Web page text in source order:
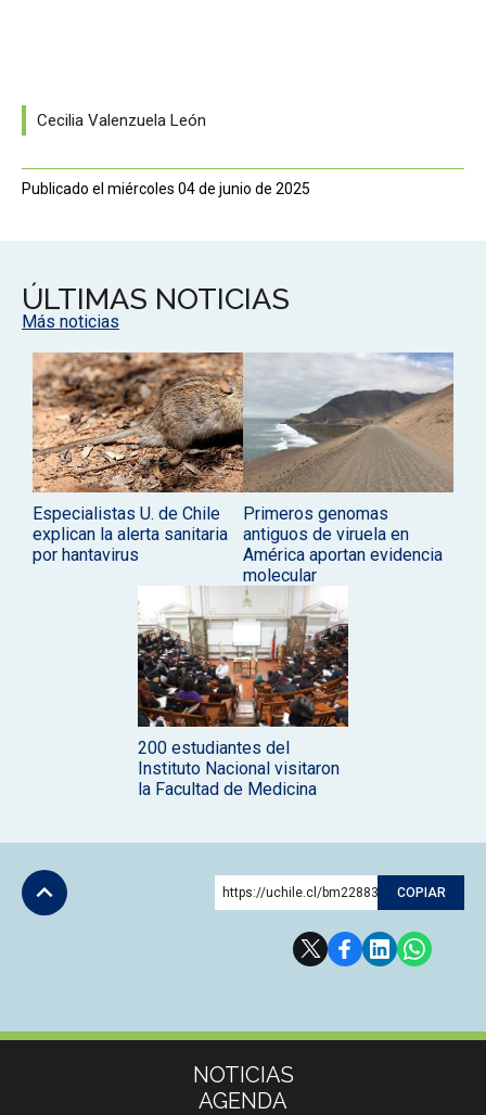
Cecilia Valenzuela León
Publicado el miércoles 04 de junio de 2025
ÚLTIMAS NOTICIAS
Más noticias
Especialistas U. de Chile
explican la alerta sanitaria
por hantavirus
Primeros genomas
antiguos de viruela en
América aportan evidencia
molecular
200 estudiantes del
Instituto Nacional visitaron
la Facultad de Medicina
https://uchile.cl/bm228833 COPIAR
NOTICIAS
AGENDA